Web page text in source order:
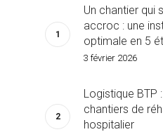
Un chantier qui
accroc : une
optimale en 5
3 février 2026
Logistique BTP
chantiers de
hospitalier